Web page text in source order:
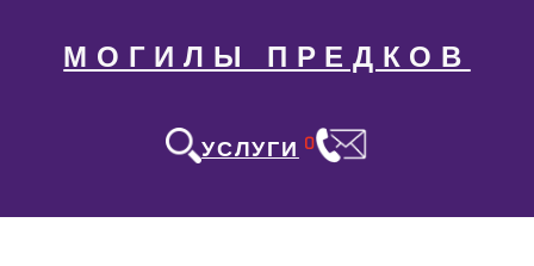
МОГИЛЫ ПРЕДКОВ
УСЛУГИ 0